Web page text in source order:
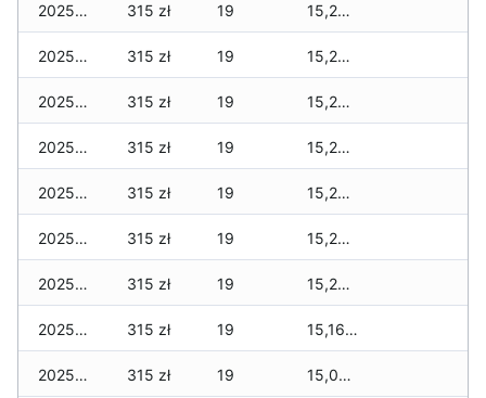
2025-12-09 315 zł 19 15,270 zł
2025-12-08 315 zł 19 15,270 zł
2025-12-07 315 zł 19 15,265 zł
2025-12-06 315 zł 19 15,240 zł
2025-12-05 315 zł 19 15,240 zł
2025-12-04 315 zł 19 15,240 zł
2025-12-03 315 zł 19 15,235 zł
2025-12-02 315 zł 19 15,160 zł
2025-12-01 315 zł 19 15,080 zł